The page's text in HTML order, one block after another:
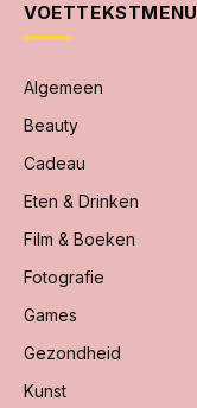
VOETTEKSTMENU
Algemeen
Beauty
Cadeau
Eten & Drinken
Film & Boeken
Fotografie
Games
Gezondheid
Kunst